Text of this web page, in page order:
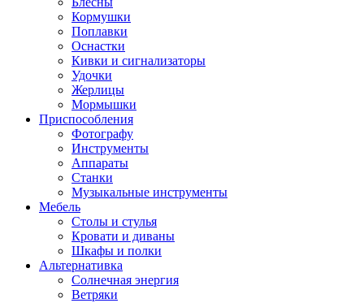
Кормушки
Поплавки
Оснастки
Кивки и сигнализаторы
Удочки
Жерлицы
Мормышки
Приспособления
Фотографу
Инструменты
Аппараты
Станки
Музыкальные инструменты
Мебель
Столы и стулья
Кровати и диваны
Шкафы и полки
Альтернативка
Солнечная энергия
Ветряки